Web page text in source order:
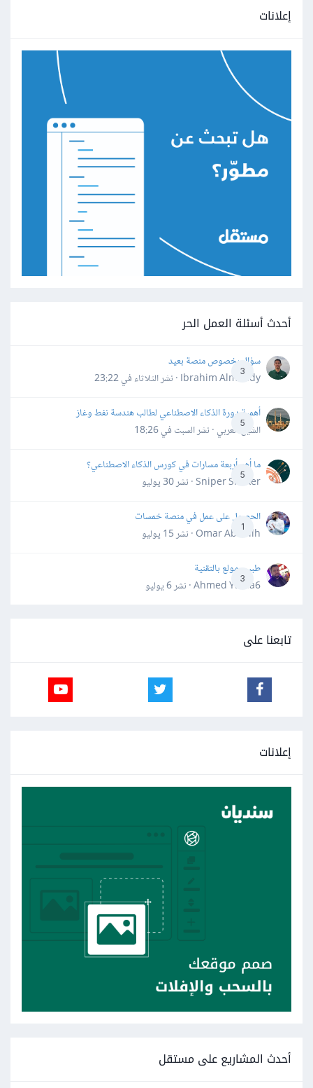
إعلانات
أحدث أسئلة العمل الحر
3
سؤال بخصوص منصة بعيد
Ibrahim Almahdy · نشر
الثلاثاء في 23:22
5
أهمية دورة الذكاء الاصطناعي لطالب هندسة نفط وغاز
الشيخ العربي · نشرالسبت في 18:26
5
ما أهم أربعة مسارات في كورس الذكاء الاصطناعي؟
Sniper Shaker · نشر
30 يوليو
1
الحصول على عمل في منصة خمسات
Omar Abdallh · نشر
15 يوليو
3
طبيب مولع بالتقنية
Ahmed Yahia6 · نشر
6 يوليو
تابعنا على
إعلانات
أحدث المشاريع على مستقل